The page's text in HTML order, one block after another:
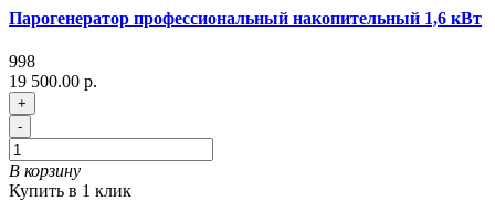
Парогенератор профессиональный накопительный 1,6 кВт
998
19 500.00 р.
+
-
В корзину
Купить в 1 клик